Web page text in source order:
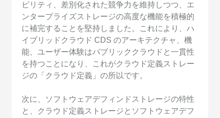
ビリティ、差別化された競争力を維持しつつ、エ
ンタープライズストレージの高度な機能を積極的
に補完することを堅持しました。これにより、ハ
イブリッドクラウド CDS のアーキテクチャ、機
能、ユーザー体験はパブリッククラウドと一貫性
を持つことになり、これがクラウド定義ストレー
ジの「クラウド定義」の所以です。
次に、ソフトウェアデフィンドストレージの特性
と、クラウド定義ストレージとソフトウェアデフ